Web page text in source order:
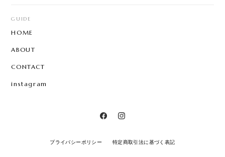
GUIDE
HOME
ABOUT
CONTACT
instagram
プライバシーポリシー 特定商取引法に基づく表記